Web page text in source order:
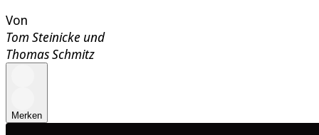
Von
Tom Steinicke und
Thomas Schmitz
Merken